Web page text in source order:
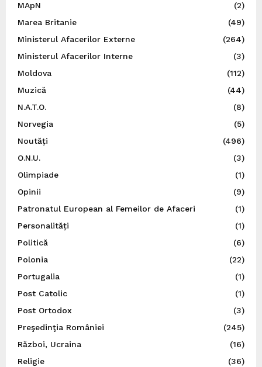
MApN
(2)
Marea Britanie
(49)
Ministerul Afacerilor Externe
(264)
Ministerul Afacerilor Interne
(3)
Moldova
(112)
Muzică
(44)
N.A.T.O.
(8)
Norvegia
(5)
Noutăți
(496)
O.N.U.
(3)
Olimpiade
(1)
Opinii
(9)
Patronatul European al Femeilor de Afaceri
(1)
Personalități
(1)
Politică
(6)
Polonia
(22)
Portugalia
(1)
Post Catolic
(1)
Post Ortodox
(3)
Preşedinţia României
(245)
Război, Ucraina
(16)
Religie
(36)